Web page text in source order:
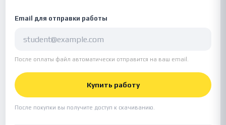
Email для отправки работы
После оплаты файл автоматически отправится на ваш email.
Купить работу
После покупки вы получите доступ к скачиванию.